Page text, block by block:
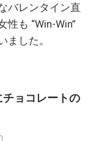
バレンタイン直
も “Win-Win”
ました。
ョコレートの